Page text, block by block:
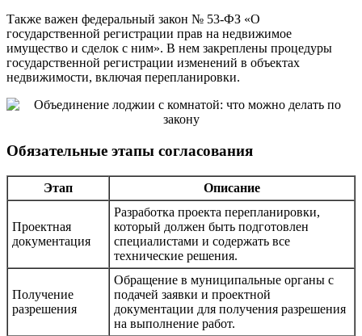
Также важен федеральный закон № 53-ФЗ «О
государственной регистрации прав на недвижимое
имущество и сделок с ним». В нем закреплены процедуры
государственной регистрации изменений в объектах
недвижимости, включая перепланировки.
Обязательные этапы согласования
Этап Описание
Проектная
документация
Разработка проекта перепланировки,
который должен быть подготовлен
специалистами и содержать все
технические решения.
Получение
разрешения
Обращение в муниципальные органы с
подачей заявки и проектной
документации для получения разрешения
на выполнение работ.